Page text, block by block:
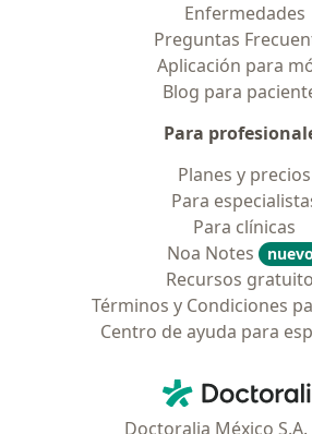
Enfermedades
Preguntas
Aplicación para
Blog para
Para
Planes y precios
Para
Para clínicas
Noa Notes
nuevo
Recursos
Términos y Condiciones
Centro de ayuda para
Doctoralia
Doctoralia México S.A.